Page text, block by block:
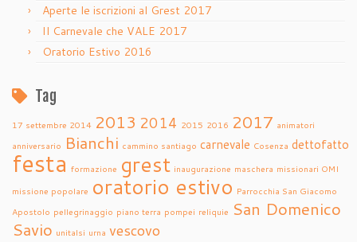
Aperte le iscrizioni al Grest 2017
Il Carnevale che VALE 2017
Oratorio Estivo 2016
Tag
17 settembre 2014 2013 2014 2015 2016 2017 animatori
anniversario Bianchi cammino santiago carnevale Cosenza dettofatto
festa formazione grest inaugurazione maschera missionari OMI
missione popolare oratorio estivo Parrocchia San Giacomo
Apostolo pellegrinaggio piano terra pompei reliquie San Domenico
Savio unitalsi urna vescovo